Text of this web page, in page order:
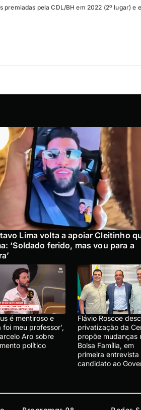
pela CDL/BH em 2022 (2º lugar) e
Lima volta a apoiar Cleitinho
‘Soldado ferido, mas vou para a
é mentiroso e
foi meu professor’,
Aro sobre
político
Flávio Roscoe
privatização da
propõe mudanças
Bolsa Família, em
primeira entrevista
candidato ao